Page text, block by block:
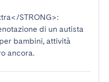
STRONG>:
di un autista
bambini, attività
ancora.